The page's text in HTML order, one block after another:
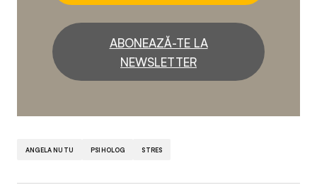
ABONEAZĂ-TE LA
NEWSLETTER
ANGELA NUTU PSIHOLOG STRES